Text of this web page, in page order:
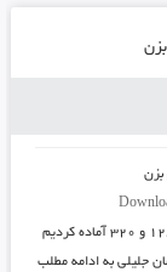
جلیلی به ادامه مطلب